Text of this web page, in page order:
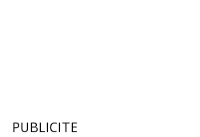
PUBLICITE